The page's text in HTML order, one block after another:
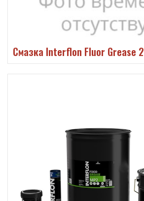
Смазка Interflon Fluor Grease 2